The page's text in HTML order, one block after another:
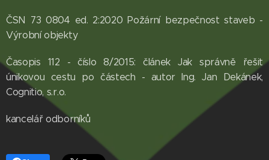
ČSN 73 0804 ed. 2:2020 Požární bezpečnost staveb -
Výrobní objekty
Časopis 112 - číslo 8/2015: článek Jak správně řešit
únikovou cestu po částech - autor Ing. Jan Dekánek,
Cognitio, s.r.o.
kancelář odborníků